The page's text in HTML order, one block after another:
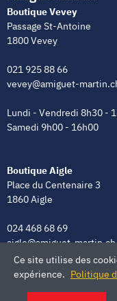
Boutique Vevey
Passage St-Antoine
1800 Vevey
021 925 88 66
vevey@amiguet-
Lundi - Vendredi 8h30 -
Samedi 9h00 - 16h00
Boutique Aigle
Place du Centenaire 3
1860 Aigle
024 468 68 69
aigle@amiguet-martin.ch
Lundi - Vendredi 8h00 -
Ce site utilise des
expérience. Politique